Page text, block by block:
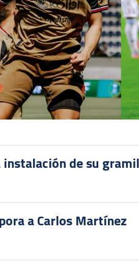
instalación de su
a Carlos Martínez